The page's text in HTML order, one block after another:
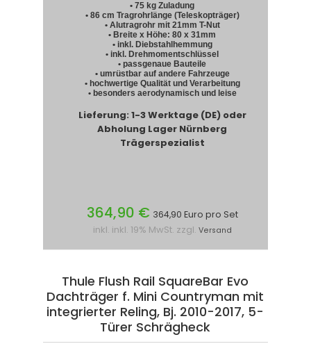
• 75 kg Zuladung
• 86 cm Tragrohrlänge (Teleskopträger)
• Alutragrohr mit 21mm T-Nut
• Breite x Höhe: 80 x 31mm
• inkl. Diebstahlhemmung
• inkl. Drehmomentschlüssel
• passgenaue Bauteile
• umrüstbar auf andere Fahrzeuge
• hochwertige Qualität und Verarbeitung
• besonders aerodynamisch und leise
Lieferung: 1-3 Werktage (DE) oder
Abholung Lager Nürnberg
Trägerspezialist
364,90 € 364,90 Euro pro Set
inkl. inkl. 19% MwSt. zzgl. Versand
Thule Flush Rail SquareBar Evo
Dachträger f. Mini Countryman mit
integrierter Reling, Bj. 2010-2017, 5-
Türer Schrägheck